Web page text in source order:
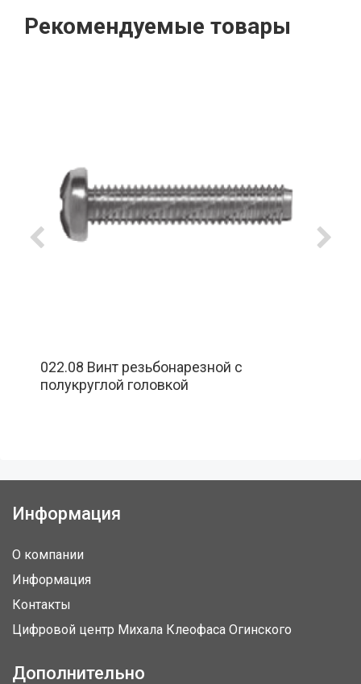
Рекомендуемые товары
022.08 Винт резьбонарезной с
полукруглой головкой
Информация
О компании
Информация
Контакты
Цифровой центр Михала Клеофаса Огинского
Дополнительно